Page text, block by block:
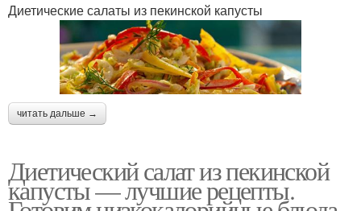
Диетические салаты из пекинской капусты
читать дальше →
Диетический салат из пекинской
капусты — лучшие рецепты.